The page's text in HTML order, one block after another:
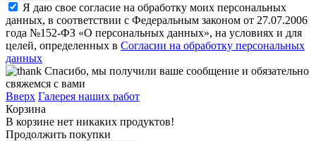
Я даю свое согласие на обработку моих персональных
данных, в соответствии с Федеральным законом от 27.07.2006
года №152-ФЗ «О персональных данных», на условиях и для
целей, определенных в Согласии на обработку персональных
данных
Спасибо, мы получили ваше сообщение и обязательно
свяжемся с вами
Вверх Галерея наших работ
Корзина
В корзине нет никаких продуктов!
Продолжить покупки